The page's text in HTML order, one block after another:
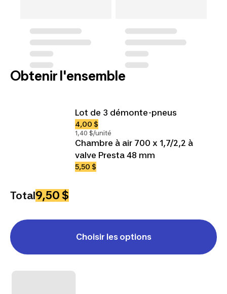
Obtenir l'ensemble
Lot de 3 démonte-pneus
4,00 $
1,40 $/unité
Chambre à air 700 x 1,7/2,2 à
valve Presta 48 mm
5,50 $
Total9,50 $
Choisir les options